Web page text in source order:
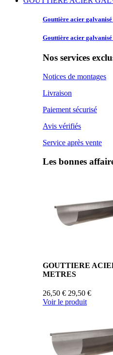
Gouttière acier
Gouttière acier
Nos services
Notices de montages
Livraison
Paiement sécurisé
Avis vérifiés
Service après vente
Les bonnes
GOUTTIERE
METRES
26,50 € 29,50 €
Voir le produit